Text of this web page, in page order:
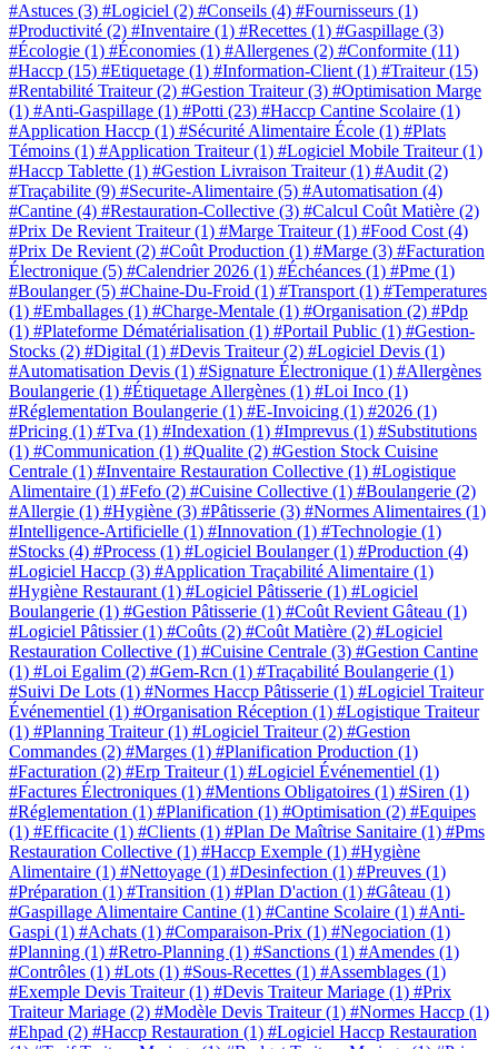
#Astuces (3) #Logiciel (2) #Conseils (4) #Fournisseurs (1)
#Productivité (2) #Inventaire (1) #Recettes (1) #Gaspillage (3)
#Écologie (1) #Économies (1) #Allergenes (2) #Conformite (11)
#Haccp (15) #Etiquetage (1) #Information-Client (1) #Traiteur(15)
#Rentabilité Traiteur(2) #Gestion Traiteur(3) #Optimisation Marge
(1) #Anti-Gaspillage (1) #Potti (23) #Haccp Cantine Scolaire (1)
#Application Haccp (1) #Sécurité Alimentaire École (1) #Plats
Témoins (1) #Application Traiteur(1) #Logiciel Mobile Traiteur(1)
#Haccp Tablette (1) #Gestion Livraison Traiteur(1) #Audit (2)
#Traçabilite (9) #Securite-Alimentaire (5) #Automatisation (4)
#Cantine (4) #Restauration-Collective (3) #Calcul Coût Matière (2)
#Prix De Revient Traiteur(1) #Marge Traiteur(1) #Food Cost (4)
#Prix De Revient (2) #Coût Production (1) #Marge (3) #Facturation
Électronique (5) #Calendrier 2026 (1) #Échéances (1) #Pme (1)
#Boulanger(5) #Chaine-Du-Froid (1) #Transport (1) #Temperatures
(1) #Emballages (1) #Charge-Mentale (1) #Organisation (2) #Pdp
(1) #Plateforme Dématérialisation (1) #Portail Public (1) #Gestion-
Stocks (2) #Digital (1) #Devis Traiteur(2) #Logiciel Devis (1)
#Automatisation Devis (1) #Signature Électronique (1) #Allergènes
Boulangerie (1) #Étiquetage Allergènes (1) #Loi Inco (1)
#Réglementation Boulangerie (1) #E-Invoicing (1) #2026 (1)
#Pricing (1) #Tva (1) #Indexation (1) #Imprevus (1) #Substitutions
(1) #Communication (1) #Qualite (2) #Gestion Stock Cuisine
Centrale (1) #Inventaire Restauration Collective (1) #Logistique
Alimentaire (1) #Fefo (2) #Cuisine Collective (1) #Boulangerie (2)
#Allergie (1) #Hygiène (3) #Pâtisserie (3) #Normes Alimentaires (1)
#Intelligence-Artificielle (1) #Innovation (1) #Technologie (1)
#Stocks (4) #Process (1) #Logiciel Boulanger(1) #Production (4)
#Logiciel Haccp (3) #Application Traçabilité Alimentaire (1)
#Hygiène Restaurant (1) #Logiciel Pâtisserie (1) #Logiciel
Boulangerie (1) #Gestion Pâtisserie (1) #Coût Revient Gâteau (1)
#Logiciel Pâtissier(1) #Coûts (2) #Coût Matière (2) #Logiciel
Restauration Collective (1) #Cuisine Centrale (3) #Gestion Cantine
(1) #Loi Egalim (2) #Gem-Rcn (1) #Traçabilité Boulangerie (1)
#Suivi De Lots (1) #Normes Haccp Pâtisserie (1) #Logiciel Traiteur
Événementiel (1) #Organisation Réception (1) #Logistique Traiteur
(1) #Planning Traiteur(1) #Logiciel Traiteur(2) #Gestion
Commandes (2) #Marges (1) #Planification Production (1)
#Facturation (2) #Erp Traiteur(1) #Logiciel Événementiel (1)
#Factures Électroniques (1) #Mentions Obligatoires (1) #Siren (1)
#Réglementation (1) #Planification (1) #Optimisation (2) #Equipes
(1) #Efficacite (1) #Clients (1) #Plan De Maîtrise Sanitaire (1) #Pms
Restauration Collective (1) #Haccp Exemple (1) #Hygiène
Alimentaire (1) #Nettoyage (1) #Desinfection (1) #Preuves (1)
#Préparation (1) #Transition (1) #Plan D'action (1) #Gâteau (1)
#Gaspillage Alimentaire Cantine (1) #Cantine Scolaire (1) #Anti-
Gaspi (1) #Achats (1) #Comparaison-Prix (1) #Negociation (1)
#Planning (1) #Retro-Planning (1) #Sanctions (1) #Amendes (1)
#Contrôles (1) #Lots (1) #Sous-Recettes (1) #Assemblages (1)
#Exemple Devis Traiteur(1) #Devis Traiteur Mariage (1) #Prix
Traiteur Mariage (2) #Modèle Devis Traiteur(1) #Normes Haccp (1)
#Ehpad (2) #Haccp Restauration (1) #Logiciel Haccp Restauration